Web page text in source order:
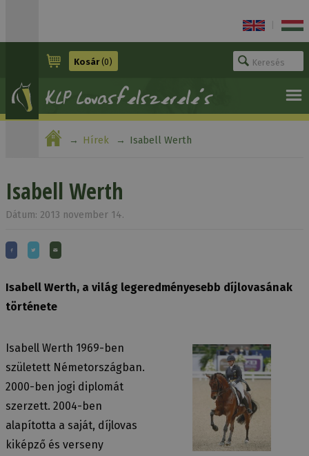
Kosár(0)
Hírek Isabell Werth
Isabell Werth
Dátum: 2013 november 14.
Isabell Werth, a világ legeredményesebb díjlovasának
története
Isabell Werth 1969-ben
született Németországban.
2000-ben jogi diplomát
szerzett. 2004-ben
alapította a saját, díjlovas
kiképző és verseny